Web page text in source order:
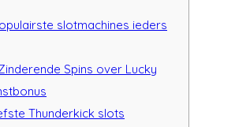
slotmachines ieders
Spins over Lucky
Thunderkick slots